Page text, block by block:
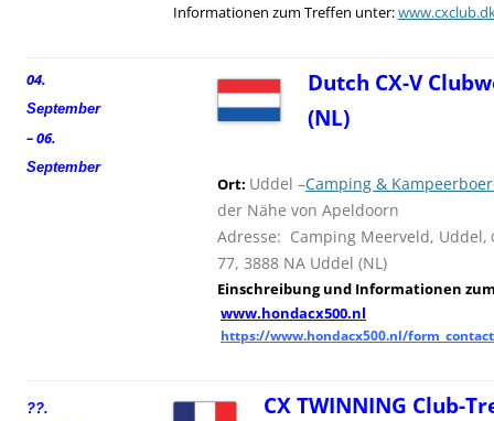
Informationen zum Treffen unter:
04.
September
– 06.
September
Dutch CX-V
(NL)
Ort: Uddel –Camping &
der Nähe von Apeldoorn
Adresse: Camping Meerveld, Uddel,
77, 3888 NA Uddel (NL)
Einschreibung und Informationen
www.hondacx500.nl
https://www.hondacx500.nl/
??.
CX TWINNING Club-